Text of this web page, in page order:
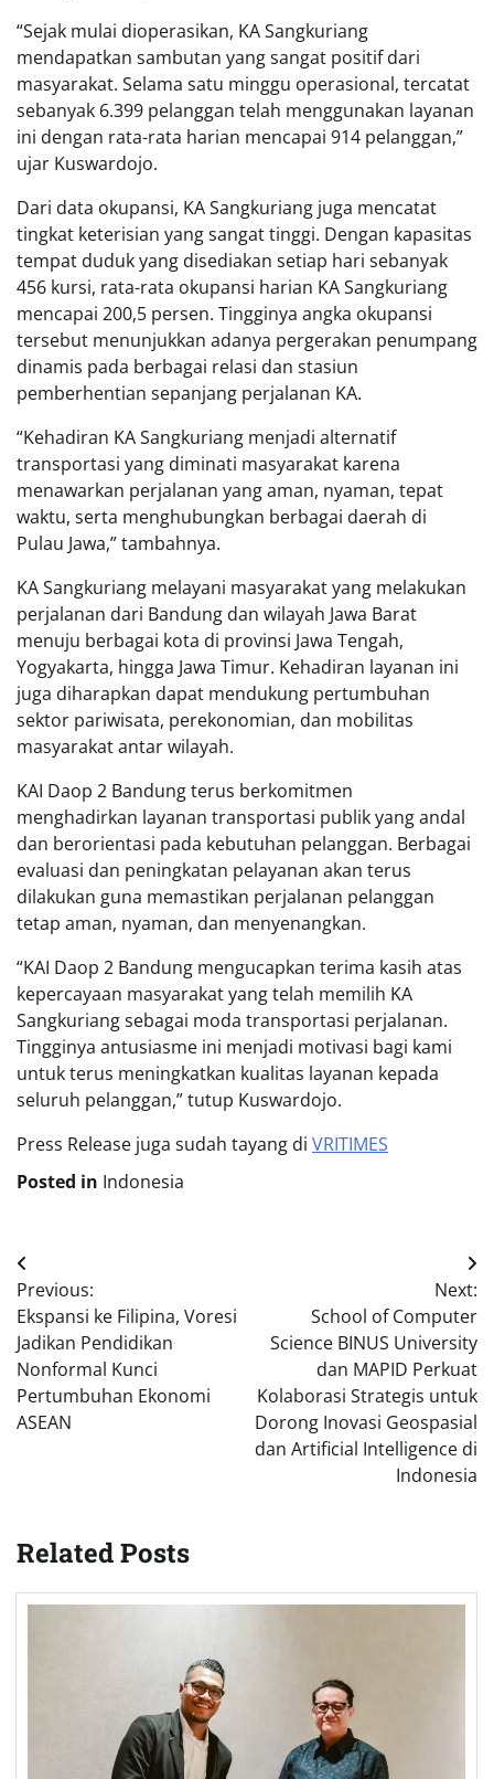
“Sejak mulai dioperasikan, KA Sangkuriang
mendapatkan sambutan yang sangat positif dari
masyarakat. Selama satu minggu operasional, tercatat
sebanyak 6.399 pelanggan telah menggunakan layanan
ini dengan rata-rata harian mencapai 914 pelanggan,”
ujar Kuswardojo.
Dari data okupansi, KA Sangkuriang juga mencatat
tingkat keterisian yang sangat tinggi. Dengan kapasitas
tempat duduk yang disediakan setiap hari sebanyak
456 kursi, rata-rata okupansi harian KA Sangkuriang
mencapai 200,5 persen. Tingginya angka okupansi
tersebut menunjukkan adanya pergerakan penumpang
dinamis pada berbagai relasi dan stasiun
pemberhentian sepanjang perjalanan KA.
“Kehadiran KA Sangkuriang menjadi alternatif
transportasi yang diminati masyarakat karena
menawarkan perjalanan yang aman, nyaman, tepat
waktu, serta menghubungkan berbagai daerah di
Pulau Jawa,” tambahnya.
KA Sangkuriang melayani masyarakat yang melakukan
perjalanan dari Bandung dan wilayah Jawa Barat
menuju berbagai kota di provinsi Jawa Tengah,
Yogyakarta, hingga Jawa Timur. Kehadiran layanan ini
juga diharapkan dapat mendukung pertumbuhan
sektor pariwisata, perekonomian, dan mobilitas
masyarakat antar wilayah.
KAI Daop 2 Bandung terus berkomitmen
menghadirkan layanan transportasi publik yang andal
dan berorientasi pada kebutuhan pelanggan. Berbagai
evaluasi dan peningkatan pelayanan akan terus
dilakukan guna memastikan perjalanan pelanggan
tetap aman, nyaman, dan menyenangkan.
“KAI Daop 2 Bandung mengucapkan terima kasih atas
kepercayaan masyarakat yang telah memilih KA
Sangkuriang sebagai moda transportasi perjalanan.
Tingginya antusiasme ini menjadi motivasi bagi kami
untuk terus meningkatkan kualitas layanan kepada
seluruh pelanggan,” tutup Kuswardojo.
Press Release juga sudah tayang di VRITIMES
Posted in Indonesia
Post
navigation
Previous:
Ekspansi ke Filipina, Voresi
Jadikan Pendidikan
Nonformal Kunci
Pertumbuhan Ekonomi
ASEAN
Next:
School of Computer
Science BINUS University
dan MAPID Perkuat
Kolaborasi Strategis untuk
Dorong Inovasi Geospasial
dan Artificial Intelligence di
Indonesia
Related Posts